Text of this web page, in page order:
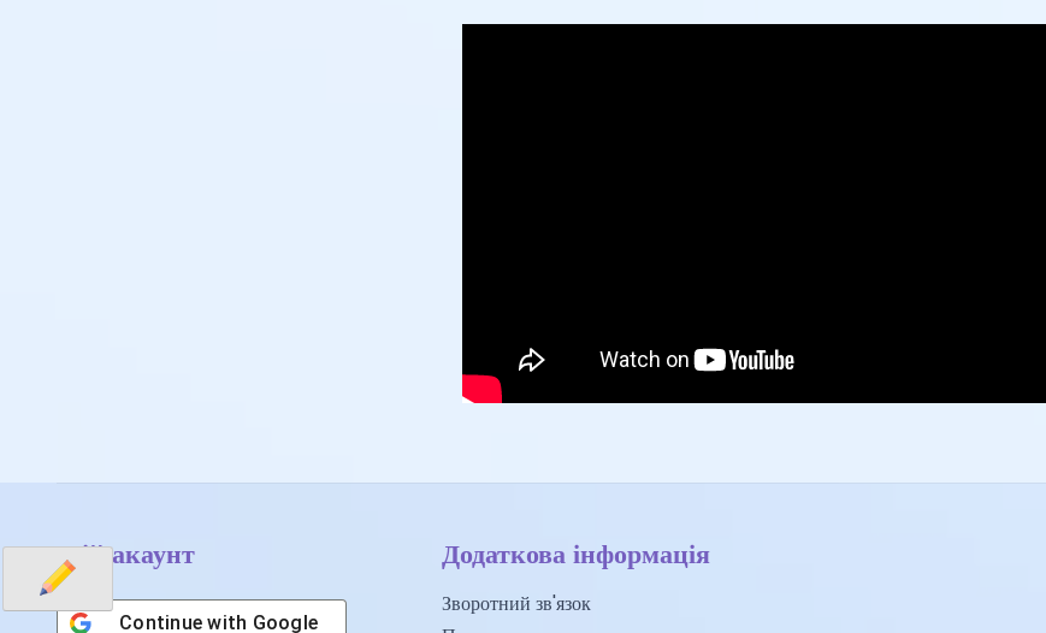
Мій акаунт
Continue with Google
Додаткова інформація
Зворотний зв'язок